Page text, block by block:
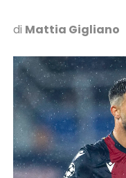
di Mattia Gigliano